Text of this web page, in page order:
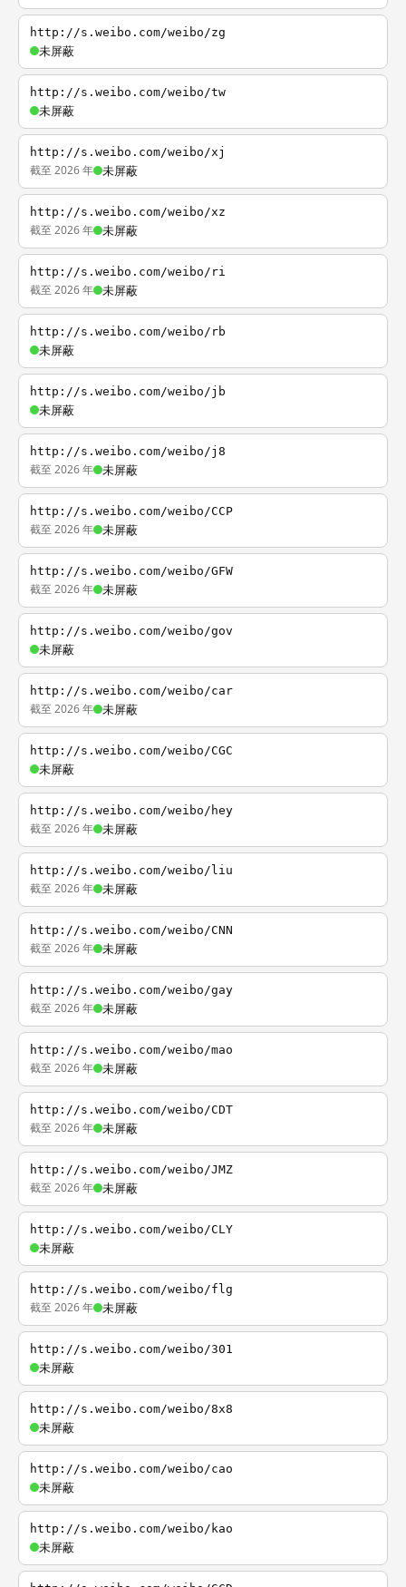
http://s.weibo.com/weibo/zg
未屏蔽
http://s.weibo.com/weibo/tw
未屏蔽
http://s.weibo.com/weibo/xj
截至 2026 年 未屏蔽
http://s.weibo.com/weibo/xz
截至 2026 年 未屏蔽
http://s.weibo.com/weibo/ri
截至 2026 年 未屏蔽
http://s.weibo.com/weibo/rb
未屏蔽
http://s.weibo.com/weibo/jb
未屏蔽
http://s.weibo.com/weibo/j8
截至 2026 年 未屏蔽
http://s.weibo.com/weibo/CCP
截至 2026 年 未屏蔽
http://s.weibo.com/weibo/GFW
截至 2026 年 未屏蔽
http://s.weibo.com/weibo/gov
未屏蔽
http://s.weibo.com/weibo/car
截至 2026 年 未屏蔽
http://s.weibo.com/weibo/CGC
未屏蔽
http://s.weibo.com/weibo/hey
截至 2026 年 未屏蔽
http://s.weibo.com/weibo/liu
截至 2026 年 未屏蔽
http://s.weibo.com/weibo/CNN
截至 2026 年 未屏蔽
http://s.weibo.com/weibo/gay
截至 2026 年 未屏蔽
http://s.weibo.com/weibo/mao
截至 2026 年 未屏蔽
http://s.weibo.com/weibo/CDT
截至 2026 年 未屏蔽
http://s.weibo.com/weibo/JMZ
截至 2026 年 未屏蔽
http://s.weibo.com/weibo/CLY
未屏蔽
http://s.weibo.com/weibo/flg
截至 2026 年 未屏蔽
http://s.weibo.com/weibo/301
未屏蔽
http://s.weibo.com/weibo/8x8
未屏蔽
http://s.weibo.com/weibo/cao
未屏蔽
http://s.weibo.com/weibo/kao
未屏蔽